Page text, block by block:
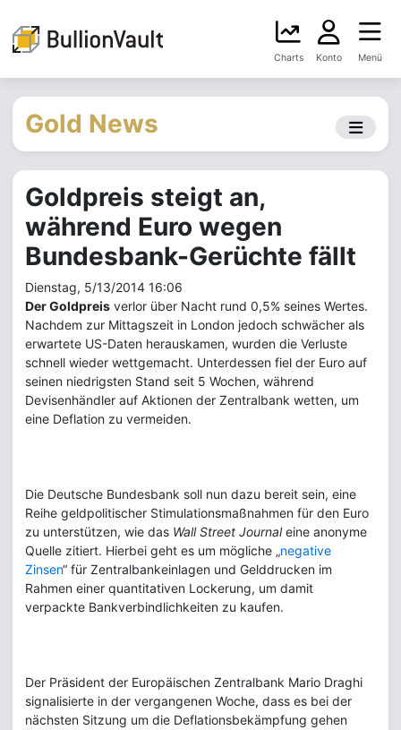
Charts Konto Menü
Gold News
Goldpreis steigt an,
während Euro wegen
Bundesbank-Gerüchte fällt
Dienstag, 5/13/2014 16:06
Der Goldpreis verlor über Nacht rund 0,5% seines Wertes.
Nachdem zur Mittagszeit in London jedoch schwächer als
erwartete US-Daten herauskamen, wurden die Verluste
schnell wieder wettgemacht. Unterdessen fiel der Euro auf
seinen niedrigsten Stand seit 5 Wochen, während
Devisenhändler auf Aktionen der Zentralbank wetten, um
eine Deflation zu vermeiden.
Die Deutsche Bundesbank soll nun dazu bereit sein, eine
Reihe geldpolitischer Stimulationsmaßnahmen für den Euro
zu unterstützen, wie das Wall Street Journaleine anonyme
Quelle zitiert. Hierbei geht es um mögliche „negative
Zinsen“ für Zentralbankeinlagen und Gelddrucken im
Rahmen einer quantitativen Lockerung, um damit
verpackte Bankverbindlichkeiten zu kaufen.
Der Präsident der Europäischen Zentralbank Mario Draghi
signalisierte in der vergangenen Woche, dass es bei der
nächsten Sitzung um die Deflationsbekämpfung gehen